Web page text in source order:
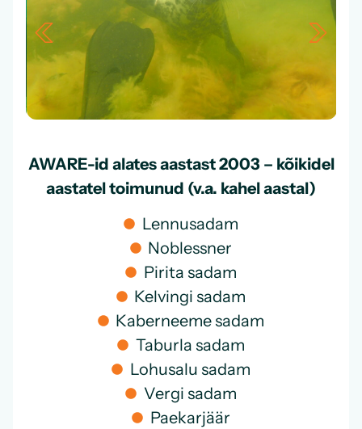
AWARE-id alates aastast 2003 – kõikidel
aastatel toimunud (v.a. kahel aastal)
Lennusadam
Noblessner
Pirita sadam
Kelvingi sadam
Kaberneeme sadam
Taburla sadam
Lohusalu sadam
Vergi sadam
Paekarjäär